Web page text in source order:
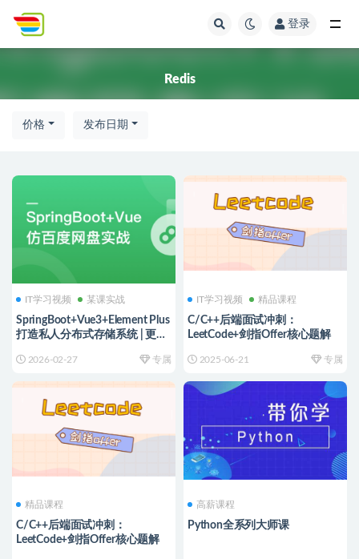
登录
Redis
价格 发布日期
IT学习视频 某课实战
SpringBoot+Vue3+Element Plus
打造私人分布式存储系统 | 更新
2026-02-27 专属
IT学习视频 精品课程
C/C++后端面试冲刺：
LeetCode+剑指Offer核心题解
2025-06-21 专属
精品课程
C/C++后端面试冲刺：
LeetCode+剑指Offer核心题解
高薪课程
Python全系列大师课